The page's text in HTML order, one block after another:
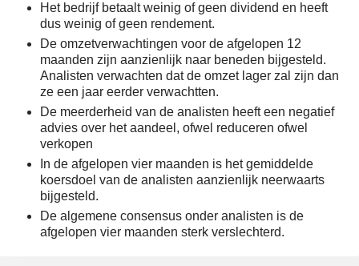
Het bedrijf betaalt weinig of geen dividend en heeft
dus weinig of geen rendement.
De omzetverwachtingen voor de afgelopen 12
maanden zijn aanzienlijk naar beneden bijgesteld.
Analisten verwachten dat de omzet lager zal zijn dan
ze een jaar eerder verwachtten.
De meerderheid van de analisten heeft een negatief
advies over het aandeel, ofwel reduceren ofwel
verkopen
In de afgelopen vier maanden is het gemiddelde
koersdoel van de analisten aanzienlijk neerwaarts
bijgesteld.
De algemene consensus onder analisten is de
afgelopen vier maanden sterk verslechterd.